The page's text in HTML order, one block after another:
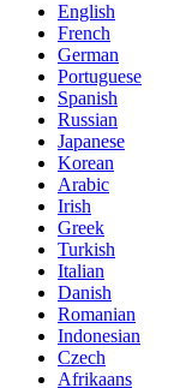
English
French
German
Portuguese
Spanish
Russian
Japanese
Korean
Arabic
Irish
Greek
Turkish
Italian
Danish
Romanian
Indonesian
Czech
Afrikaans